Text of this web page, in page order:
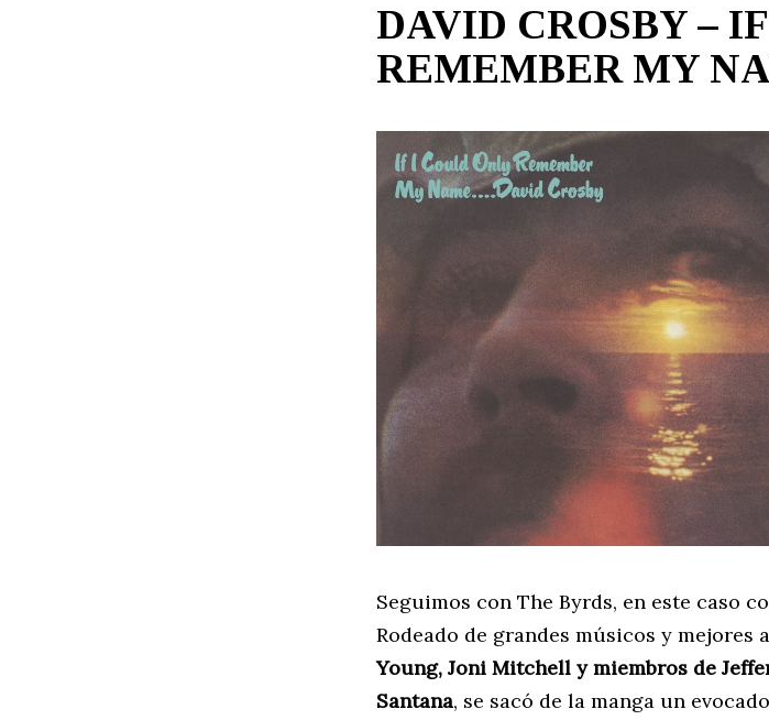
DAVID CROSBY –
REMEMBER MY
Seguimos con The Byrds, en este caso
Rodeado de grandes músicos y mejores
Young, Joni Mitchell y miembros de
Santana, se sacó de la manga un